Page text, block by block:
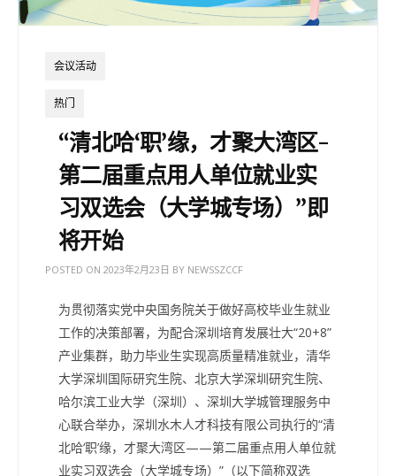
会议活动
热门
“清北哈‘职’缘，才聚大湾区-
第二届重点用人单位就业实
习双选会（大学城专场）”即
将开始
POSTED ON 2023年2月23日 BY NEWSSZCCF
为贯彻落实党中央国务院关于做好高校毕业生就业
工作的决策部署，为配合深圳培育发展壮大“20+8”
产业集群，助力毕业生实现高质量精准就业，清华
大学深圳国际研究生院、北京大学深圳研究生院、
哈尔滨工业大学（深圳）、深圳大学城管理服务中
心联合举办，深圳水木人才科技有限公司执行的“清
北哈‘职’缘，才聚大湾区——第二届重点用人单位就
业实习双选会（大学城专场）”（以下简称双选